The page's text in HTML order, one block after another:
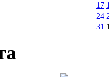
17
24
31